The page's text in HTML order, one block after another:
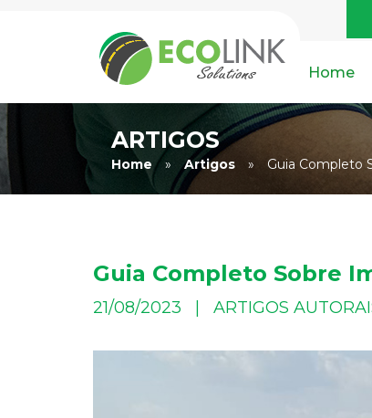
Home
ARTIGOS
Home » Artigos » Guia Completo
Guia Completo Sobre
21/08/2023 | ARTIGOS